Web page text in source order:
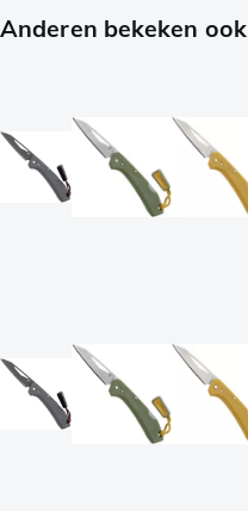
Anderen bekeken ook